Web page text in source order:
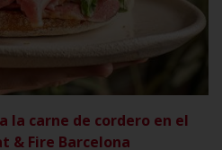
la carne de cordero en el
& Fire Barcelona